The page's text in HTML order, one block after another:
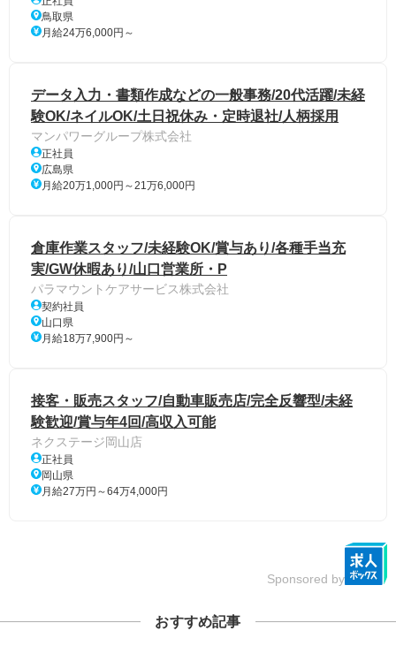
鳥取県
月給24万6,000円～
データ入力・書類作成などの一般事務/20代活躍/未経
験OK/ネイルOK/土日祝休み・定時退社/人柄採用
マンパワーグループ株式会社
正社員
広島県
月給20万1,000円～21万6,000円
倉庫作業スタッフ/未経験OK/賞与あり/各種手当充
実/GW休暇あり/山口営業所・P
パラマウントケアサービス株式会社
契約社員
山口県
月給18万7,900円～
接客・販売スタッフ/自動車販売店/完全反響型/未経
験歓迎/賞与年4回/高収入可能
ネクステージ岡山店
正社員
岡山県
月給27万円～64万4,000円
Sponsored by
おすすめ記事